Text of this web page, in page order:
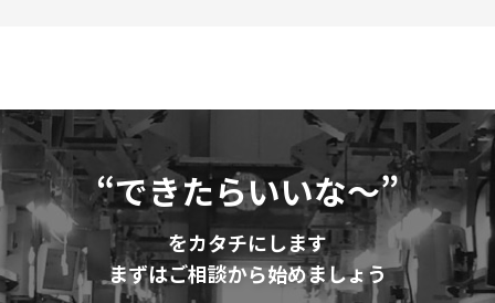
“できたらいいな～”
をカタチにします
まずはご相談から始めましょう